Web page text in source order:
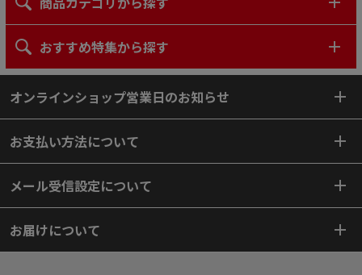
おすすめ特集から探す
オンラインショップ営業日のお知らせ
お支払い方法について
メール受信設定について
お届けについて